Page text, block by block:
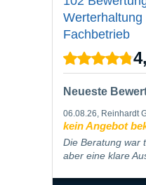
Fachbetrieb
Neueste
06.08.26, Reinhardt
kein Angebot
Die Beratung war
aber eine klare